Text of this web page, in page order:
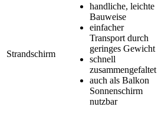
Strandschirm
handliche, leichte
Bauweise
einfacher
Transport durch
geringes Gewicht
schnell
zusammengefaltet
auch als Balkon
Sonnenschirm
nutzbar